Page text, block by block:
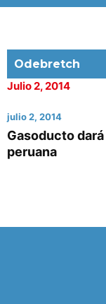
Odebretch
Julio 2, 2014
julio 2, 2014
Gasoducto
peruana